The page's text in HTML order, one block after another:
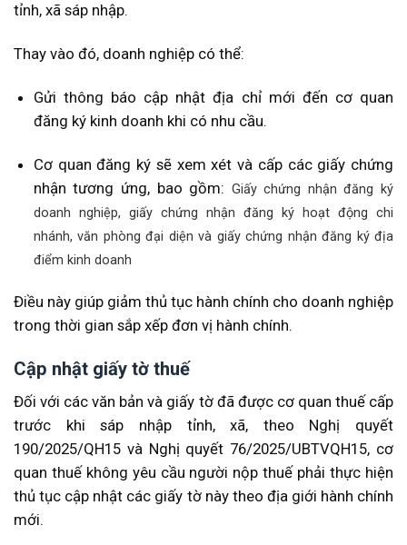
tỉnh, xã sáp nhập.
Thay vào đó, doanh nghiệp có thể:
Gửi thông báo cập nhật địa chỉ mới đến cơ quan
đăng ký kinh doanh khi có nhu cầu.
Cơ quan đăng ký sẽ xem xét và cấp các giấy chứng
nhận tương ứng, bao gồm: Giấy chứng nhận đăng ký
doanh nghiệp, giấy chứng nhận đăng ký hoạt động chi
nhánh, văn phòng đại diện và giấy chứng nhận đăng ký địa
điểm kinh doanh
Điều này giúp giảm thủ tục hành chính cho doanh nghiệp
trong thời gian sắp xếp đơn vị hành chính.
Cập nhật giấy tờ thuế
Đối với các văn bản và giấy tờ đã được cơ quan thuế cấp
trước khi sáp nhập tỉnh, xã, theo Nghị quyết
190/2025/QH15 và Nghị quyết 76/2025/UBTVQH15, cơ
quan thuế không yêu cầu người nộp thuế phải thực hiện
thủ tục cập nhật các giấy tờ này theo địa giới hành chính
mới.